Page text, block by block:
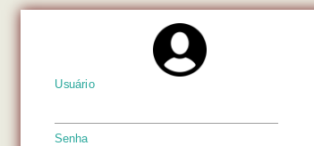
Usuário
Senha